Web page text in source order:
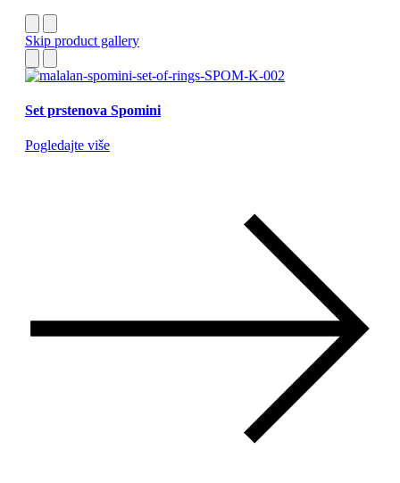
Skip product gallery
Set prstenova Spomini
Pogledajte više